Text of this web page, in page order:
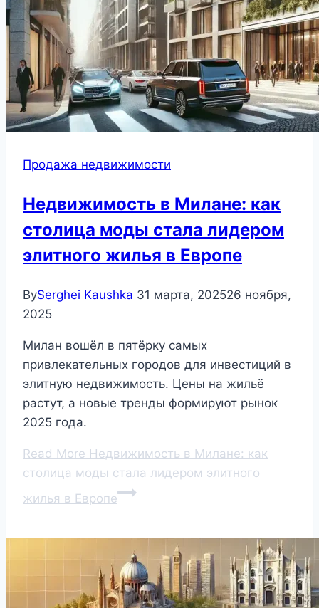
Продажа недвижимости
Недвижимость в Милане: как
столица моды стала лидером
элитного жилья в Европе
BySerghei Kaushka 31 марта, 202526 ноября,
2025
Милан вошёл в пятёрку самых
привлекательных городов для инвестиций в
элитную недвижимость. Цены на жильё
растут, а новые тренды формируют рынок
2025 года.
Read More Недвижимость в Милане: как
столица моды стала лидером элитного
жилья в Европе